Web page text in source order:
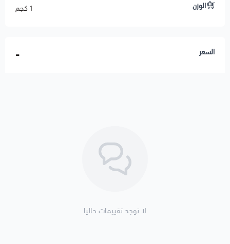
الوزن 1 كجم
السعر -
لا توجد تقييمات حاليا